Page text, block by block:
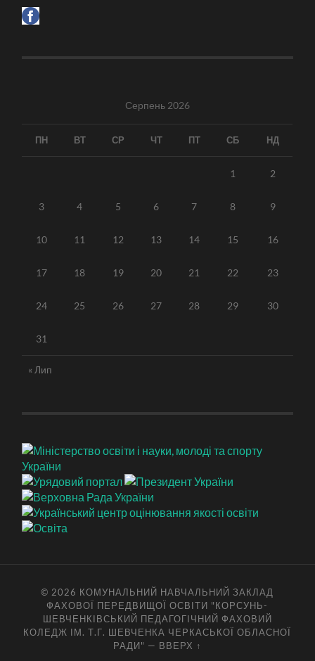
Серпень 2026
ПН ВТ СР ЧТ ПТ СБ НД
1 2
3 4 5 6 7 8 9
10 11 12 13 14 15 16
17 18 19 20 21 22 23
24 25 26 27 28 29 30
31
« Лип
© 2026 КОМУНАЛЬНИЙ НАВЧАЛЬНИЙ ЗАКЛАД
ФАХОВОЇ ПЕРЕДВИЩОЇ ОСВІТИ "КОРСУНЬ-
ШЕВЧЕНКІВСЬКИЙ ПЕДАГОГІЧНИЙ ФАХОВИЙ
КОЛЕДЖ ІМ. Т.Г. ШЕВЧЕНКА ЧЕРКАСЬКОЇ ОБЛАСНОЇ
РАДИ" — ВВЕРХ ↑